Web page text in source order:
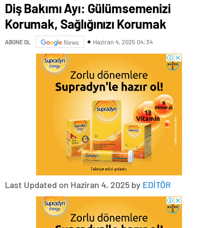
Diş Bakımı Ayı: Gülümsemenizi
Korumak, Sağlığınızı Korumak
ABONE OL News Haziran 4, 2025 04:34
Last Updated on Haziran 4, 2025 by EDİTÖR